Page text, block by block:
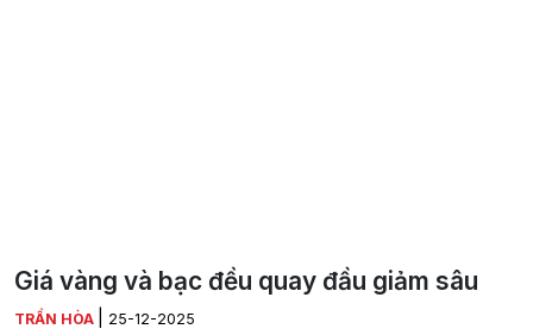
Giá vàng và bạc đều quay đầu giảm sâu
TRẦN HÒA 25-12-2025